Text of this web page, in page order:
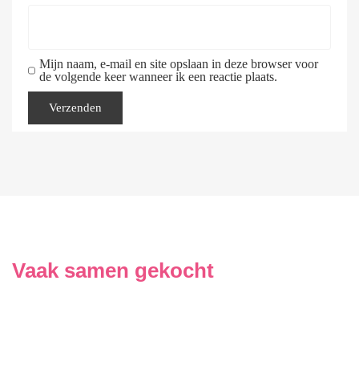
Mijn naam, e-mail en site opslaan in deze browser voor
de volgende keer wanneer ik een reactie plaats.
Vaak samen gekocht